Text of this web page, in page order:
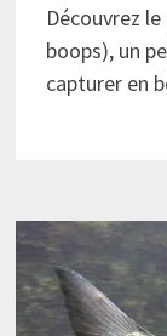
Découvrez
boops), un
capturer en